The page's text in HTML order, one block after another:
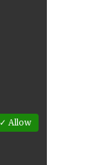
✓ Allow